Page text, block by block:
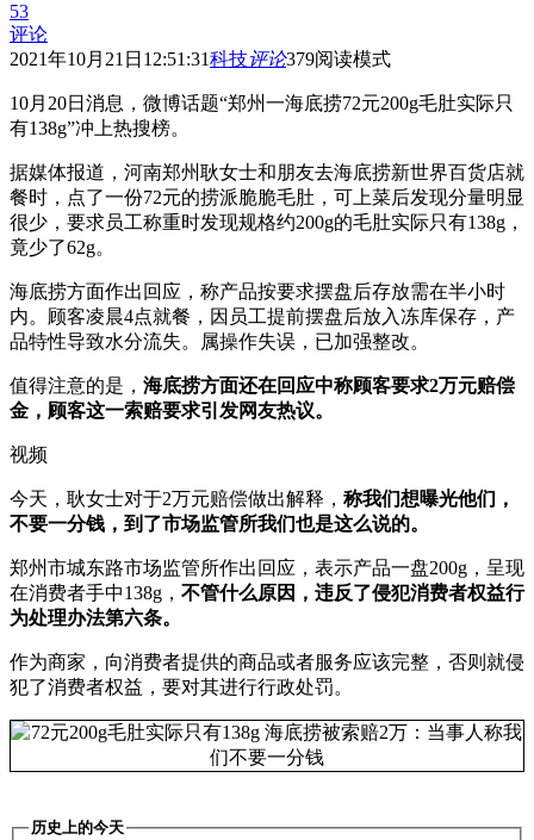
53
评论
2021年10月21日12:51:31科技评论379阅读模式
10月20日消息，微博话题“郑州一海底捞72元200g毛肚实际只
有138g”冲上热搜榜。
据媒体报道，河南郑州耿女士和朋友去海底捞新世界百货店就
餐时，点了一份72元的捞派脆脆毛肚，可上菜后发现分量明显
很少，要求员工称重时发现规格约200g的毛肚实际只有138g，
竟少了62g。
海底捞方面作出回应，称产品按要求摆盘后存放需在半小时
内。顾客凌晨4点就餐，因员工提前摆盘后放入冻库保存，产
品特性导致水分流失。属操作失误，已加强整改。
值得注意的是， 海底捞方面还在回应中称顾客要求2万元赔偿
金，顾客这一索赔要求引发网友热议。
视频
今天，耿女士对于2万元赔偿做出解释， 称我们想曝光他们，
不要一分钱，到了市场监管所我们也是这么说的。
郑州市城东路市场监管所作出回应，表示产品一盘200g，呈现
在消费者手中138g， 不管什么原因，违反了侵犯消费者权益行
为处理办法第六条。
作为商家，向消费者提供的商品或者服务应该完整，否则就侵
犯了消费者权益，要对其进行行政处罚。
历史上的今天